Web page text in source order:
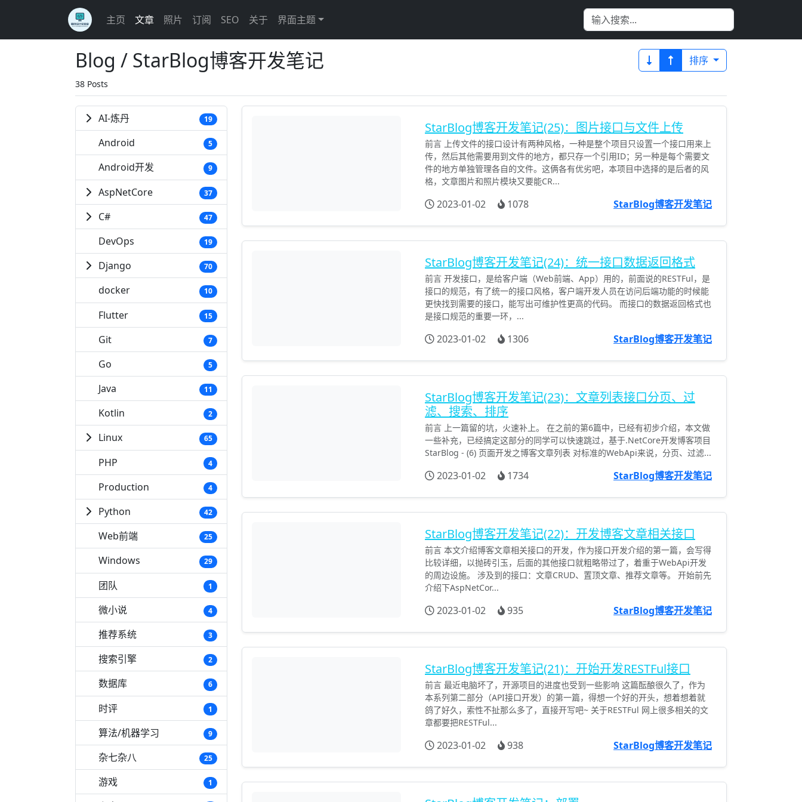
主页 文章 照片 订阅 SEO 关于 界面主题
Blog / StarBlog博客开发笔记
38 Posts
排序
AI-炼丹 19
Android 5
Android开发 9
AspNetCore 37
C# 47
DevOps 19
Django 70
docker 10
Flutter 15
Git 7
Go 5
Java 11
Kotlin 2
Linux 65
PHP 4
Production 4
Python 42
Web前端 25
Windows 29
团队 1
微小说 4
推荐系统 3
搜索引擎 2
数据库 6
时评 1
算法/机器学习 9
杂七杂八 25
游戏 1
StarBlog博客开发笔记(25)：图片接口与文件上传
前言 上传文件的接口设计有两种风格，一种是整个项目只设置一个接口用来上
传，然后其他需要用到文件的地方，都只存一个引用ID；另一种是每个需要文
件的地方单独管理各自的文件。这俩各有优劣吧，本项目中选择的是后者的风
格，文章图片和照片模块又要能CR...
2023-01-02 1078 StarBlog博客开发笔记
StarBlog博客开发笔记(24)：统一接口数据返回格式
前言 开发接口，是给客户端（Web前端、App）用的，前面说的RESTFul，是
接口的规范，有了统一的接口风格，客户端开发人员在访问后端功能的时候能
更快找到需要的接口，能写出可维护性更高的代码。 而接口的数据返回格式也
是接口规范的重要一环，...
2023-01-02 1306 StarBlog博客开发笔记
StarBlog博客开发笔记(23)：文章列表接口分页、过
滤、搜索、排序
前言 上一篇留的坑，火速补上。 在之前的第6篇中，已经有初步介绍，本文做
一些补充，已经搞定这部分的同学可以快速跳过，基于.NetCore开发博客项目
StarBlog - (6) 页面开发之博客文章列表 对标准的WebApi来说，分页、过滤...
2023-01-02 1734 StarBlog博客开发笔记
StarBlog博客开发笔记(22)：开发博客文章相关接口
前言 本文介绍博客文章相关接口的开发，作为接口开发介绍的第一篇，会写得
比较详细，以抛砖引玉，后面的其他接口就粗略带过了，着重于WebApi开发
的周边设施。 涉及到的接口：文章CRUD、置顶文章、推荐文章等。 开始前先
介绍下AspNetCor...
2023-01-02 935 StarBlog博客开发笔记
StarBlog博客开发笔记(21)：开始开发RESTFul接口
前言 最近电脑坏了，开源项目的进度也受到一些影响 这篇酝酿很久了，作为
本系列第二部分（API接口开发）的第一篇，得想一个好的开头，想着想着就
鸽了好久，索性不扯那么多了，直接开写吧~ 关于RESTFul 网上很多相关的文
章都要把RESTFul...
2023-01-02 938 StarBlog博客开发笔记